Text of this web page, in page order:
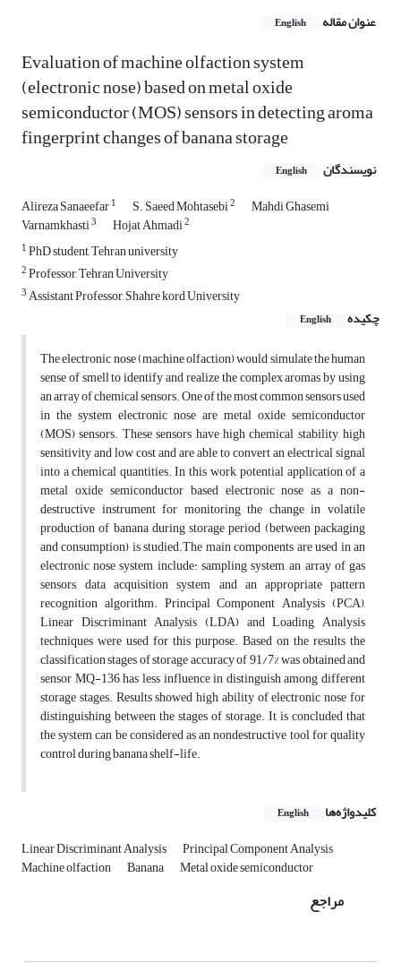
عنوان مقاله English
Evaluation of machine olfaction system
(electronic nose) based on metal oxide
semiconductor (MOS) sensors in detecting aroma
fingerprint changes of banana storage
نویسندگان English
Alireza Sanaeefar1 S. Saeed Mohtasebi2 Mahdi Ghasemi
Varnamkhasti3 Hojat Ahmadi2
1PhD student, Tehran university
2Professor, Tehran University
3Assistant Professor, Shahre kord University
چکیده
English
The electronic nose (machine olfaction) would simulate the human
sense of smell to identify and realize the complex aromas by using
an array of chemical sensors. One of the most common sensors used
in the system electronic nose are metal oxide semiconductor
(MOS) sensors. These sensors have high chemical stability, high
sensitivity and low cost and are able to convert an electrical signal
into a chemical quantities. In this work, potential application of a
metal oxide semiconductor based electronic nose as a non-
destructive instrument for monitoring the change in volatile
production of banana during storage period (between packaging
and consumption) is studied.The main components are used in an
electronic nose system include: sampling system, an array of gas
sensors, data acquisition system and an appropriate pattern
recognition algorithm. Principal Component Analysis (PCA),
Linear Discriminant Analysis (LDA) and Loading Analysis
techniques were used for this purpose. Based on the results the
classification stages of storage accuracy of 91/7% was obtained and
sensor MQ-136 has less influence in distinguish among different
storage stages. Results showed high ability of electronic nose for
distinguishing between the stages of storage. It is concluded that
the system can be considered as an nondestructive tool for quality
control during banana shelf-life.
کلیدواژه‌ها English
Linear Discriminant Analysis Principal Component Analysis
Machine olfaction Banana Metal oxide semiconductor
مراجع